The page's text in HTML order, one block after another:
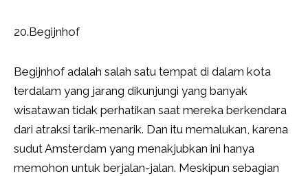
20.Begijnhof
Begijnhof adalah salah satu tempat di dalam kota
terdalam yang jarang dikunjungi yang banyak
wisatawan tidak perhatikan saat mereka berkendara
dari atraksi tarik-menarik. Dan itu memalukan, karena
sudut Amsterdam yang menakjubkan ini hanya
memohon untuk berjalan-jalan. Meskipun sebagian